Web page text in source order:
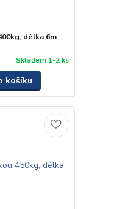
délka 6m
Skladem 1-2 ks
košíku